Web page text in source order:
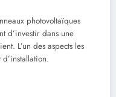
photovoltaïques
d’investir dans une
L’un des aspects les